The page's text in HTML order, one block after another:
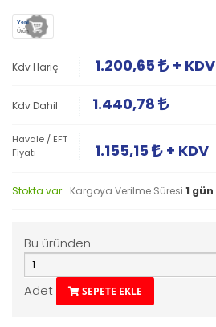
Yeni
Ürün
Kdv Hariç 1.200,65 + KDV
Kdv Dahil 1.440,78
Havale / EFT
Fiyatı
1.155,15 + KDV
Stokta var Kargoya Verilme Süresi 1 gün
Bu üründen
Adet SEPETE EKLE